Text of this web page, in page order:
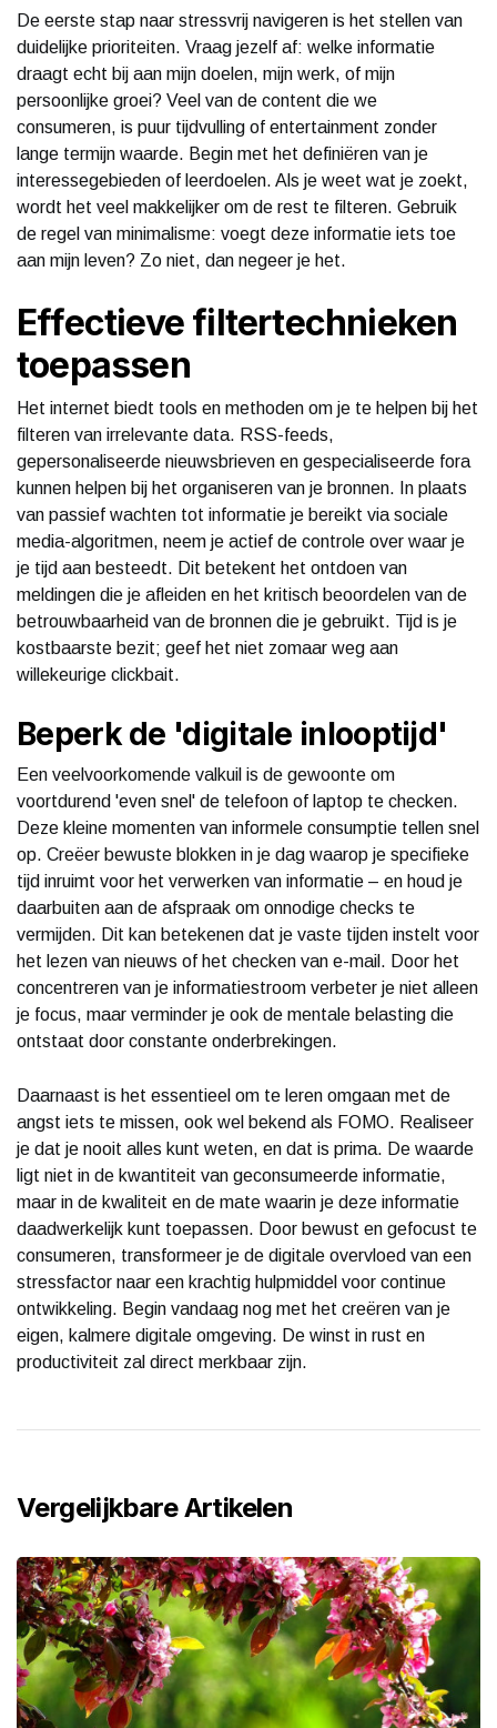
De eerste stap naar stressvrij navigeren is het stellen van
duidelijke prioriteiten. Vraag jezelf af: welke informatie
draagt echt bij aan mijn doelen, mijn werk, of mijn
persoonlijke groei? Veel van de content die we
consumeren, is puur tijdvulling of entertainment zonder
lange termijn waarde. Begin met het definiëren van je
interessegebieden of leerdoelen. Als je weet wat je zoekt,
wordt het veel makkelijker om de rest te filteren. Gebruik
de regel van minimalisme: voegt deze informatie iets toe
aan mijn leven? Zo niet, dan negeer je het.
Effectieve filtertechnieken
toepassen
Het internet biedt tools en methoden om je te helpen bij het
filteren van irrelevante data. RSS-feeds,
gepersonaliseerde nieuwsbrieven en gespecialiseerde fora
kunnen helpen bij het organiseren van je bronnen. In plaats
van passief wachten tot informatie je bereikt via sociale
media-algoritmen, neem je actief de controle over waar je
je tijd aan besteedt. Dit betekent het ontdoen van
meldingen die je afleiden en het kritisch beoordelen van de
betrouwbaarheid van de bronnen die je gebruikt. Tijd is je
kostbaarste bezit; geef het niet zomaar weg aan
willekeurige clickbait.
Beperk de 'digitale inlooptijd'
Een veelvoorkomende valkuil is de gewoonte om
voortdurend 'even snel' de telefoon of laptop te checken.
Deze kleine momenten van informele consumptie tellen snel
op. Creëer bewuste blokken in je dag waarop je specifieke
tijd inruimt voor het verwerken van informatie – en houd je
daarbuiten aan de afspraak om onnodige checks te
vermijden. Dit kan betekenen dat je vaste tijden instelt voor
het lezen van nieuws of het checken van e-mail. Door het
concentreren van je informatiestroom verbeter je niet alleen
je focus, maar verminder je ook de mentale belasting die
ontstaat door constante onderbrekingen.
Daarnaast is het essentieel om te leren omgaan met de
angst iets te missen, ook wel bekend als FOMO. Realiseer
je dat je nooit alles kunt weten, en dat is prima. De waarde
ligt niet in de kwantiteit van geconsumeerde informatie,
maar in de kwaliteit en de mate waarin je deze informatie
daadwerkelijk kunt toepassen. Door bewust en gefocust te
consumeren, transformeer je de digitale overvloed van een
stressfactor naar een krachtig hulpmiddel voor continue
ontwikkeling. Begin vandaag nog met het creëren van je
eigen, kalmere digitale omgeving. De winst in rust en
productiviteit zal direct merkbaar zijn.
Vergelijkbare Artikelen